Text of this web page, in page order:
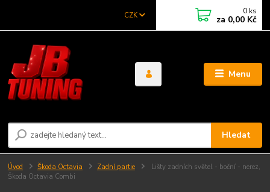
Menu
CZK
Hledat
0 ks
za 0,00 Kč
Úvod Škoda Octavia Zadní partie
Lišty zadních světel - boční - nerez,
Škoda Octavia Combi